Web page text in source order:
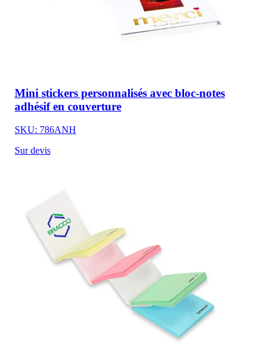
Mini stickers personnalisés avec bloc-notes
adhésif en couverture
SKU: 786ANH
Sur devis